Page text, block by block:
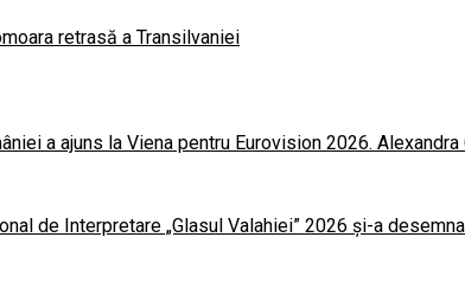
retrasă a Transilvaniei
a ajuns la Viena pentru Eurovision 2026.
de Interpretare „Glasul Valahiei” 2026 și-a